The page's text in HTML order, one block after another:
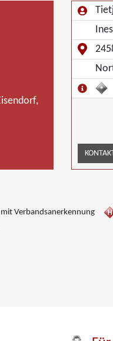
Ines
Verbandsanerkennung